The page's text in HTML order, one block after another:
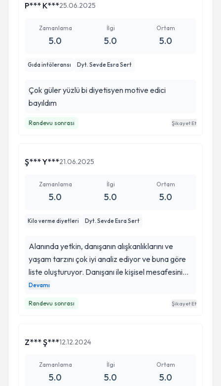
kazandırdığı için çok teşekkür ederim.
P*** K***25.06.2025
Zamanlama
5.0
İlgi
5.0
Ortam
5.0
Gıda intöleransı Dyt. Sevde Esra Sert
Çok güler yüzlü bi diyetisyen motive edici
bayıldım
Randevu sonrası Şikayet Et
Ş*** Y***21.06.2025
Zamanlama
5.0
İlgi
5.0
Ortam
5.0
Kilo verme diyetleri Dyt. Sevde Esra Sert
Alanında yetkin, danışanın alışkanlıklarını ve
yaşam tarzını çok iyi analiz ediyor ve buna göre
liste oluşturuyor. Danışanı ile kişisel mesafesini
profesyonelliği ile koruyor. Bu tavır işini bilen ve
Devamı
Randevu sonrası Şikayet Et
Z*** Ş***12.12.2024
Zamanlama
5.0
İlgi
5.0
Ortam
5.0